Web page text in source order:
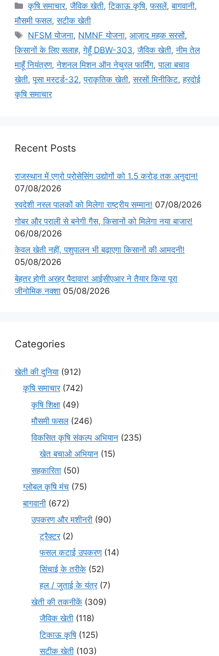
कृषि समाचार,जैविक खेती,टिकाऊ कृषि,फसलें,बागवानी,
मौसमी फसल,सटीक खेती
NFSM योजना, NMNF योजना,आज़ाद महक सरसों,
किसानों के लिए सलाह,गेहूँ DBW-303,जैविक खेती,नीम तेल
माहूँ नियंत्रण,नेशनल मिशन ऑन नेचुरल फार्मिंग,पाला बचाव
खेती,पूसा मस्टर्ड-32,प्राकृतिक खेती,सरसों मिनीकिट,हरदोई
कृषि समाचार
Recent Posts
राजस्थान में एग्रो प्रोसेसिंग उद्योगों को 1.5 करोड़ तक अनुदान!
07/08/2026
स्वदेशी नस्ल पालकों को मिलेगा राष्ट्रीय सम्मान! 07/08/2026
गोबर और पराली से बनेगी गैस, किसानों को मिलेगा नया बाजार!
06/08/2026
केवल खेती नहीं, पशुपालन भी बढ़ाएगा किसानों की आमदनी!
05/08/2026
बेहतर होगी अरहर पैदावार! आईसीएआर ने तैयार किया पूरा
जीनोमिक नक्शा 05/08/2026
Categories
खेती की दुनिया (912)
कृषि समाचार(742)
कृषि शिक्षा (49)
मौसमी फसल(246)
विकसित कृषि संकल्प अभियान (235)
खेत बचाओ अभियान (15)
सहकारिता (50)
ग्लोबल कृषि मंच (75)
बागवानी (672)
उपकरण और मशीनरी (90)
ट्रैक्टर(2)
फसल कटाई उपकरण(14)
सिंचाई के तरीके (52)
हल / जुताई के यंत्र(7)
खेती की तकनीकें (309)
जैविक खेती (118)
टिकाऊ कृषि(125)
सटीक खेती (103)